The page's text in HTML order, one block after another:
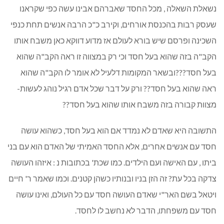
נשאלת השאלה , מכל החסד שאברהם אבינו עשה כפי שקראנו
שעסק רבות בהכנסת אורחים, וקירב כ"כ הרבה אנשים תחת כנפי
השכינה ופרסם שיש בורא לעולם אז מדוע דווקא כאן משבח אותו
הקב"ה בזה שהוא בעל חסד וכי רק במצווה זו ראה הקב"ה שהוא
בעל חסד???ובשאר המקומות דלעיל לא אומר לו הקב"ה שהוא
ראה שהוא בעל חסד?? ורק על דבר שכל אדם רגיל נוהג לעשות-
מצוות קבורה בזה משבח אותו שהוא בעל חסד??
התשובה היא שאדם לא נמדד אם הוא בעל חסד, כשהוא עושה
חסד עם אנשים אחרים, אלא החסד האמיתי של האדם הוא עם בני
ביתו , עם האישה ועם הילדים. כמו שכת' בכתובות נ : איזהו העושה
צדקה בכל עת? זה הזן בניו ובנותיו כשהן קטנים. וכמו שאמר ר' חיים
ויטאל בשם האר"י שאדם העושה חסד עם כל העולם, ואינו עושה
חסד עם משפחתו, הדבר לא נחשב לו לחסד.